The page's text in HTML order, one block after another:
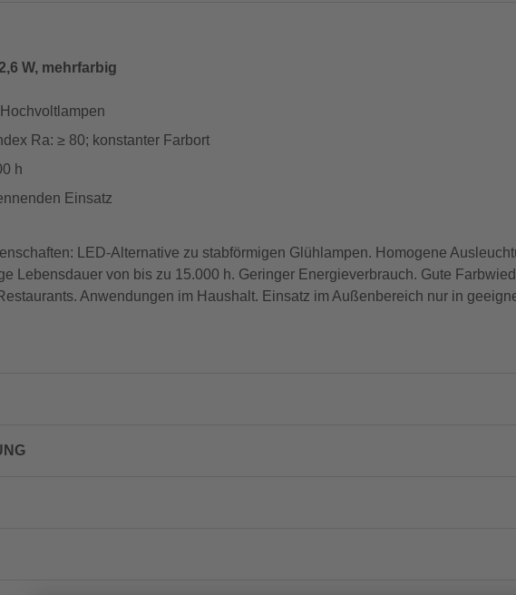
W, mehrfarbig
Ra: ≥ 80; konstanter Farbort
h
Einsatz
LED-Alternative zu stabförmigen Glühlampen. Homogene
Lebensdauer von bis zu 15.000 h. Geringer Energieverbrauch. Gute
Anwendungen im Haushalt. Einsatz im Außenbereich nur in